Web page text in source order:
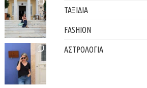
ΤΑΞΙΔΙΑ
FASHION
ΑΣΤΡΟΛΟΓΙΑ